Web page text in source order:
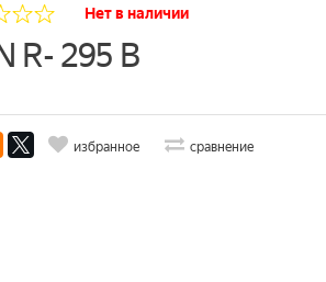
Нет в наличии
R- 295 B
избранное сравнение